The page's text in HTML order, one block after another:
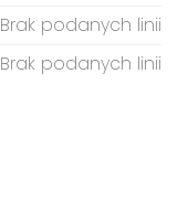
Brak podanych linii
Brak podanych linii